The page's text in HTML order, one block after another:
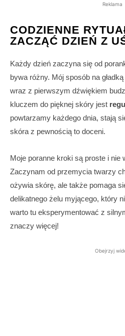
Reklama
CODZIENNE
ZACZĄĆ DZIEŃ Z
Każdy dzień zaczyna się od
bywa różny. Mój sposób na
wraz z pierwszym dźwiękiem
kluczem do pięknej skóry jest
powtarzamy każdego dnia, stają
skóra z pewnością to doceni.
Moje poranne kroki są proste i nie
Zaczynam od przemycia twarzy
ożywia skórę, ale także pomaga
delikatnego żelu myjącego, który
warto tu eksperymentować z
znaczy więcej!
Obejrzyj